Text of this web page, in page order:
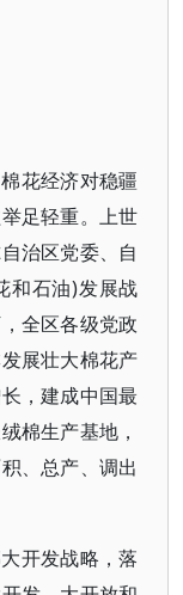
花经济对稳疆
足轻重。上世
治区党委、自
和石油)发展战
全区各级党政
展壮大棉花产
，建成中国最
棉生产基地，
、总产、调出
开发战略，落